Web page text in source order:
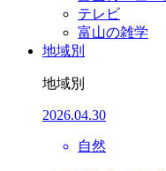
テレビ
富山の雑学
地域別
地域別
2026.04.30
自然